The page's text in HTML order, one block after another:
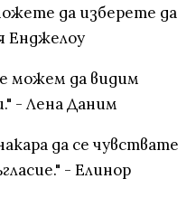
да изберете да
Енджелоу
можем да видим
- Лена Даним
да се чувствате
- Елинор